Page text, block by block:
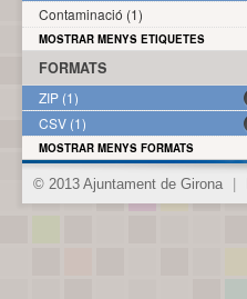
Contaminació (1)
MOSTRAR MENYS ETIQUETES
FORMATS
ZIP (1)
CSV (1)
MOSTRAR MENYS FORMATS
© 2013 Ajuntament de Girona